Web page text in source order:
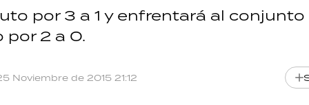
por 3 a 1 y enfrentará al conjunto
por 2 a 0.
Noviembre de 2015 21:12